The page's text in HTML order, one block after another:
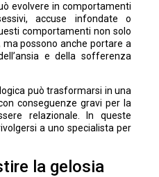
evolvere in comportamenti
accuse infondate o
comportamenti non solo
possono anche portare a
e della sofferenza
può trasformarsi in una
conseguenze gravi per la
relazionale. In queste
a uno specialista per
la gelosia